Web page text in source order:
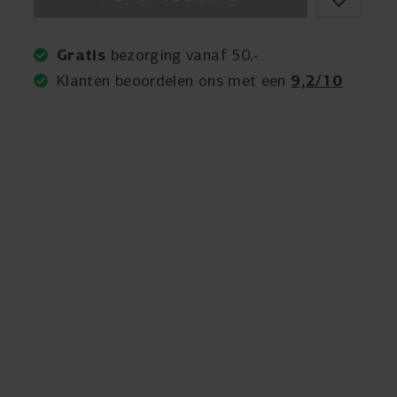
Gratis bezorging vanaf 50,-
Klanten beoordelen ons met een 9,2/10